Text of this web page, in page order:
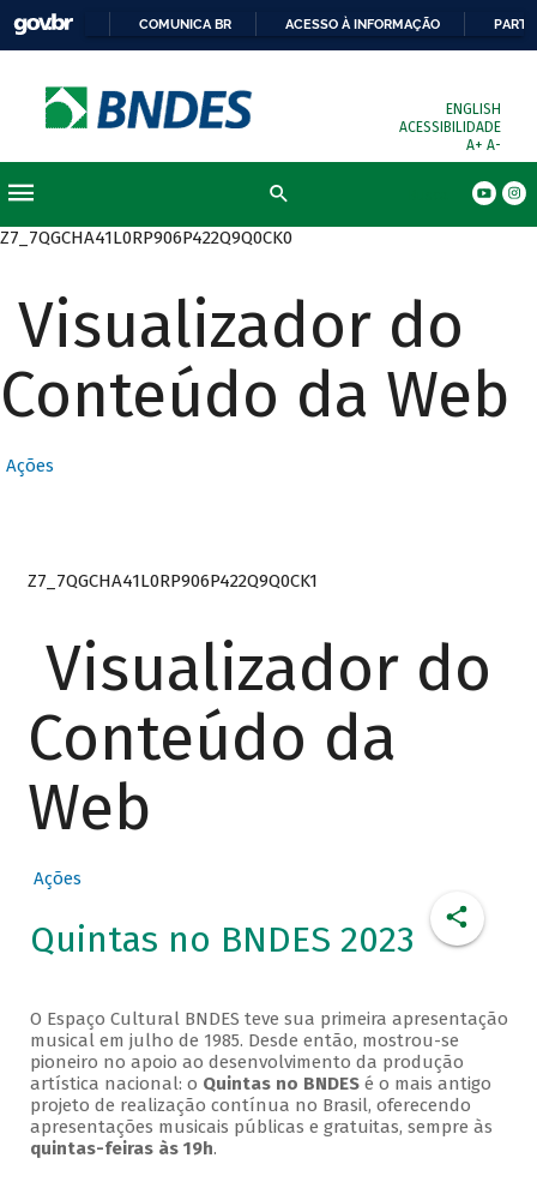
COMUNICA BR ACESSO À INFORMAÇÃO
ENGLISH
ACESSIBILIDADE
A+ A-
Z7_7QGCHA41L0RP906P422Q9Q0CK0
Visualizador do
Conteúdo da Web
Ações
Z7_7QGCHA41L0RP906P422Q9Q0CK1
Visualizador do
Conteúdo da
Web
Ações
Quintas no BNDES 2023
O Espaço Cultural BNDES teve sua primeira apresentação
musical em julho de 1985. Desde então, mostrou-se
pioneiro no apoio ao desenvolvimento da produção
artística nacional: o Quintas no BNDESé o mais antigo
projeto de realização contínua no Brasil, oferecendo
apresentações musicais públicas e gratuitas, sempre às
quintas-feiras às 19h.